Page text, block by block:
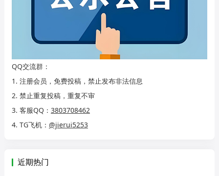
QQ交流群：
1. 注册会员，免费投稿，禁止发布非法信息
2. 禁止重复投稿，重复不审
3. 客服QQ： 3803708462
4. TG飞机： @jierui5253
近期热门